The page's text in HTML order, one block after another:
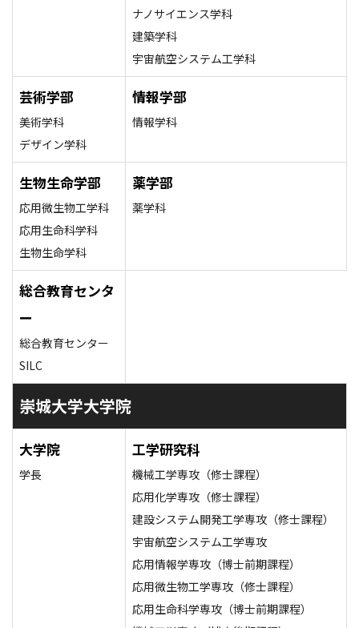
ナノサイエンス学科
建築学科
宇宙航空システム工学科
芸術学部
美術学科
デザイン学科
情報学部
情報学科
生物生命学部
応用微生物工学科
応用生命科学科
生物生命学科
薬学部
薬学科
総合教育センタ
ー
総合教育センター
SILC
崇城大学大学院
大学院
学長
工学研究科
機械工学専攻（修士課程）
応用化学専攻（修士課程）
建設システム開発工学専攻（修士課程）
宇宙航空システム工学専攻
応用情報学専攻（博士前期課程）
応用微生物工学専攻（修士課程）
応用生命科学専攻（博士前期課程）